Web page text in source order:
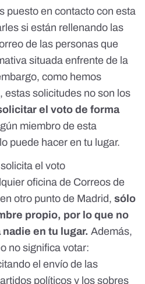
puesto en contacto con esta
si están rellenando las
de las personas que
situada enfrente de la
como hemos
estas solicitudes no son los
el voto de forma
miembro de esta
puede hacer en tu lugar.
el voto
oficina de Correos de
otro punto de Madrid, sólo
propio, por lo que no
en tu lugar. Además,
no significa votar:
el envío de las
políticos y los sobres